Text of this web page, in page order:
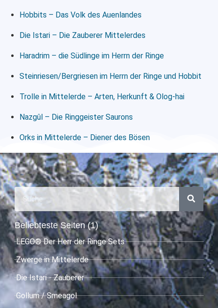
Hobbits – Das Volk des Auenlandes
Die Istari – Die Zauberer Mittelerdes
Haradrim – die Südlinge im Herrn der Ringe
Steinriesen/Bergriesen im Herrn der Ringe und Hobbit
Trolle in Mittelerde – Arten, Herkunft & Olog-hai
Nazgûl – Die Ringgeister Saurons
Orks in Mittelerde – Diener des Bösen
Beliebteste Seiten (1)
LEGO® Der Herr der Ringe Sets
Zwerge in Mittelerde
Die Istari - Zauberer
Gollum / Smeagol